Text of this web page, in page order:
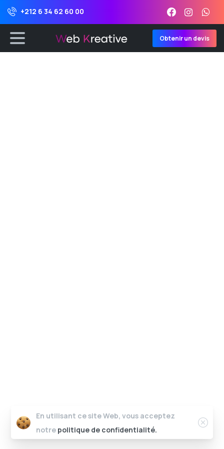
+212 6 34 62 60 00
Obtenir un devis
En utilisant ce site Web, vous acceptez
notre politique de confidentialité.